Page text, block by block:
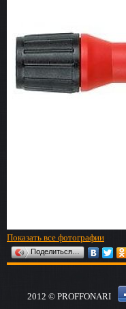
Показать все фотографии
Поделиться…
2012 © PROFFONARI